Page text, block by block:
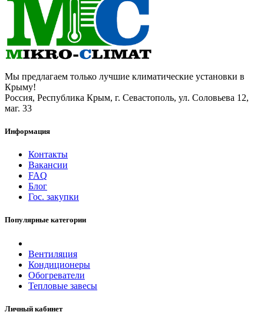
Мы предлагаем только лучшие климатические установки в
Крыму!
Россия, Республика Крым, г. Севастополь, ул. Соловьева 12,
маг. 33
Информация
Контакты
Вакансии
FAQ
Блог
Гос. закупки
Популярные категории
Вентиляция
Кондиционеры
Обогреватели
Тепловые завесы
Личный кабинет